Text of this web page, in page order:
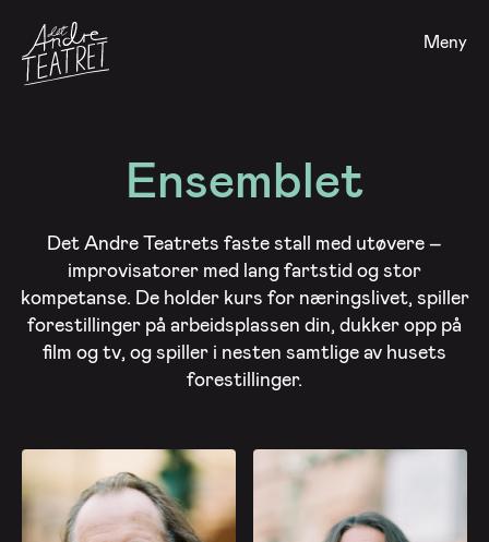
Meny
Ensemblet
Det Andre Teatrets faste stall med utøvere –
improvisatorer med lang fartstid og stor
kompetanse. De holder kurs for næringslivet, spiller
forestillinger på arbeidsplassen din, dukker opp på
film og tv, og spiller i nesten samtlige av husets
forestillinger.